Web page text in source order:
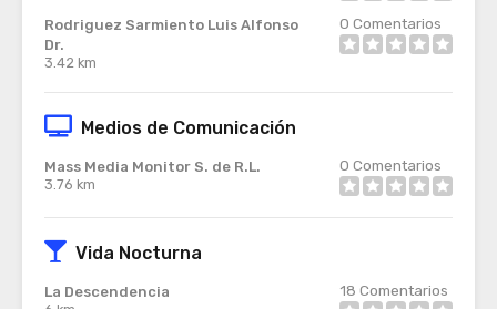
Rodriguez Sarmiento Luis Alfonso
Dr.
3.42 km
0 Comentarios
Medios de Comunicación
Mass Media Monitor S. de R.L.
3.76 km
0 Comentarios
Vida Nocturna
La Descendencia
18 Comentarios